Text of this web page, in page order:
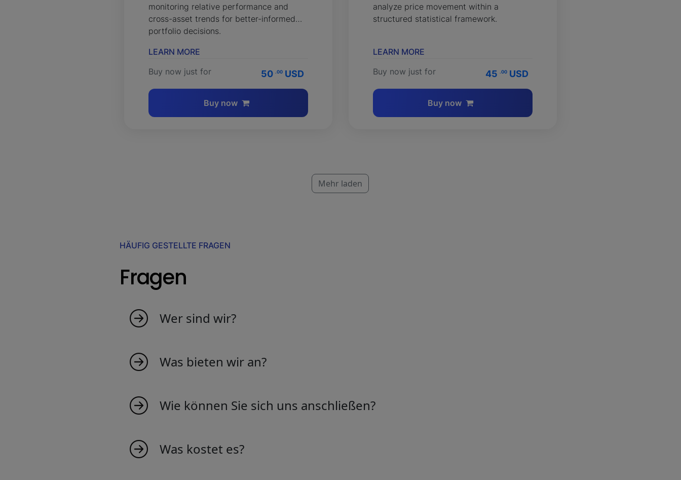
monitoring relative performance and
cross-asset trends for better-informed
portfolio decisions.
LEARN MORE
Buy now just for
50 .00USD
Buy now
analyze price movement within a
structured statistical framework.
LEARN MORE
Buy now just for
45 .00USD
Buy now
Mehr laden
HÄUFIG GESTELLTE FRAGEN
Fragen
Wer sind wir?
sind zu 100% in der Schweiz ansässig. Entdecken Sie unsere umfangreiche Sammlung von Indikatoren
Was bieten wir an?
Wie können Sie sich uns anschließen?
Was kostet es?